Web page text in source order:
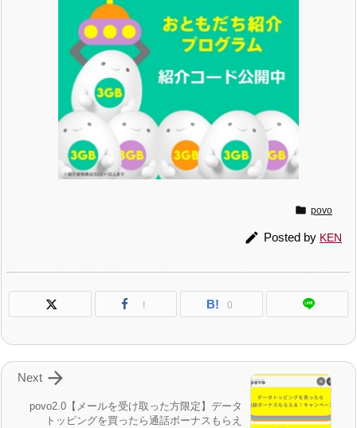
 povo
 Posted by KEN
! B! 0
povo2.0【メールを受け取った方限定】データ
トッピングを買ったら通話ボーナスもらえ

Next